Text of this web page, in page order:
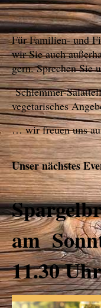
Für Familien- und
wir Sie auch
gern. Sprechen Sie
Schlemmer-
vegetarisches
… wir freuen uns
Unser nächstes
am
11.30 Uhr